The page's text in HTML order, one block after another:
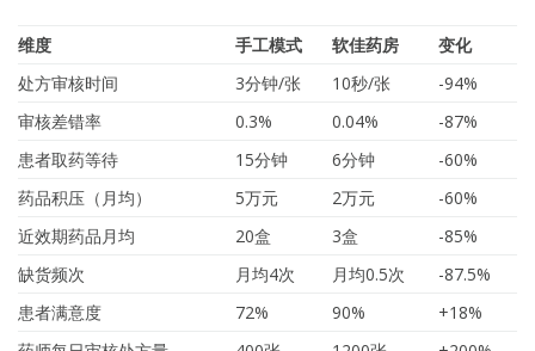
维度 手工模式 软佳药房
变化
处方审核时间
3分钟/张 10秒/张
-94%
审核差错率
0.3% 0.04%
-87%
患者取药等待
15分钟 6分钟
-60%
药品积压（月均）
5万元 2万元
-60%
近效期药品月均
20盒 3盒
-85%
缺货频次
月均4次 月均0.5次
-87.5%
患者满意度
72% 90%
+18%